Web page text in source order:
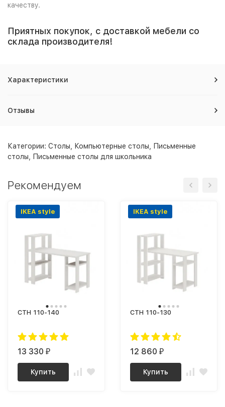
качеству.
Приятных покупок, с доставкой мебели со
склада производителя!
Характеристики
Отзывы
Категории: Столы Компьютерные столы
Письменные
столы
Письменные столы для школьника
Рекомендуем
IKEA style
СТН 110-140
13 330 ₽
Купить
IKEA style
СТН 110-130
12 860 ₽
Купить